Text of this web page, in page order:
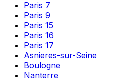
Paris 7
Paris 9
Paris 15
Paris 16
Paris 17
Asnieres-sur-Seine
Boulogne
Nanterre